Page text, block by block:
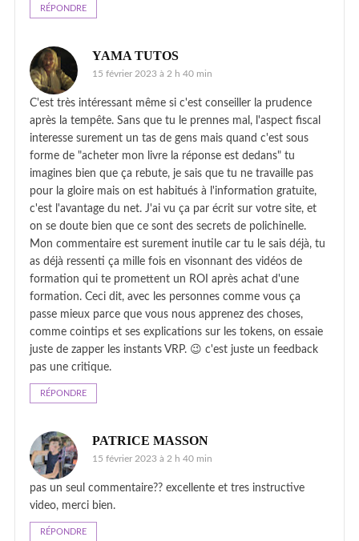
RÉPONDRE
YAMA TUTOS
15 février 2023 à 2 h 40 min
C'est très intéressant même si c'est conseiller la prudence
après la tempête. Sans que tu le prennes mal, l'aspect fiscal
interesse surement un tas de gens mais quand c'est sous
forme de "acheter mon livre la réponse est dedans" tu
imagines bien que ça rebute, je sais que tu ne travaille pas
pour la gloire mais on est habitués à l'information gratuite,
c'est l'avantage du net. J'ai vu ça par écrit sur votre site, et
on se doute bien que ce sont des secrets de polichinelle.
Mon commentaire est surement inutile car tu le sais déjà, tu
as déjà ressenti ça mille fois en visonnant des vidéos de
formation qui te promettent un ROI après achat d'une
formation. Ceci dit, avec les personnes comme vous ça
passe mieux parce que vous nous apprenez des choses,
comme cointips et ses explications sur les tokens, on essaie
juste de zapper les instants VRP. 😉 c'est juste un feedback
pas une critique.
RÉPONDRE
PATRICE MASSON
15 février 2023 à 2 h 40 min
pas un seul commentaire?? excellente et tres instructive
video, merci bien.
RÉPONDRE